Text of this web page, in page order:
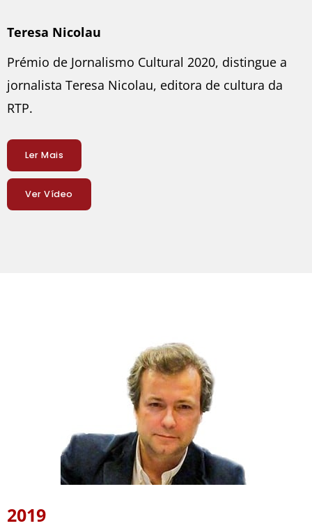
Teresa Nicolau
Prémio de Jornalismo Cultural 2020, distingue a
jornalista Teresa Nicolau, editora de cultura da
RTP.
Ler Mais
Ver Vídeo
2019